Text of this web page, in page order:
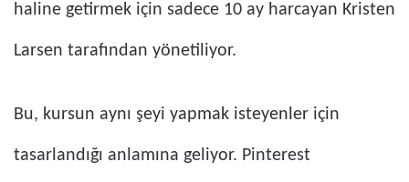
haline getirmek için sadece 10 ay harcayan Kristen
Larsen tarafından yönetiliyor.
Bu, kursun aynı şeyi yapmak isteyenler için
tasarlandığı anlamına geliyor. Pinterest